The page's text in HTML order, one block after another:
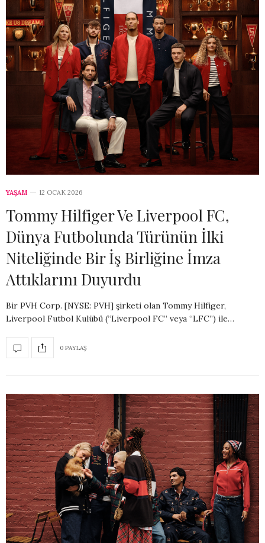
YAŞAM 12 OCAK 2026
Tommy Hilfiger Ve Liverpool FC,
Dünya Futbolunda Türünün İlki
Niteliğinde Bir İş Birliğine İmza
Attıklarını Duyurdu
Bir PVH Corp. [NYSE: PVH] şirketi olan Tommy Hilfiger,
Liverpool Futbol Kulübü (“Liverpool FC” veya “LFC”) ile…
0 PAYLAŞ